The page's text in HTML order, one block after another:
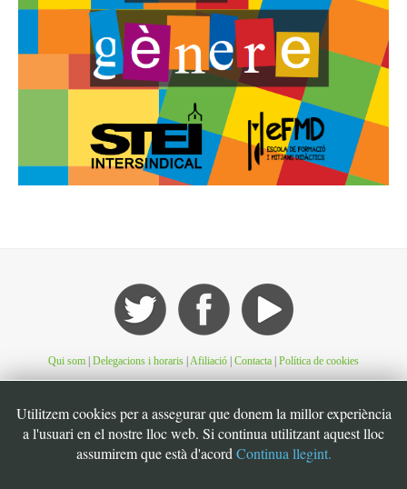
Qui som | Delegacions i horaris |Afiliació | Contacta | Política de cookies
©STEI Sindicat de treballadores i treballadors de les Illes Balears. C/ Jaume Ferran, 56.
07004. Palma. Mallorca. Espanya. Telèfon: 34 971 901600. Inscrit al registre de la DG
de la Funció Pública de Presidència del Govern d’Espanya, número 49. CIF:
G07126956
Utilitzem cookies per a assegurar que donem la millor experiència
a l'usuari en el nostre lloc web. Si continua utilitzant aquest lloc
assumirem que està d'acord Continua llegint.